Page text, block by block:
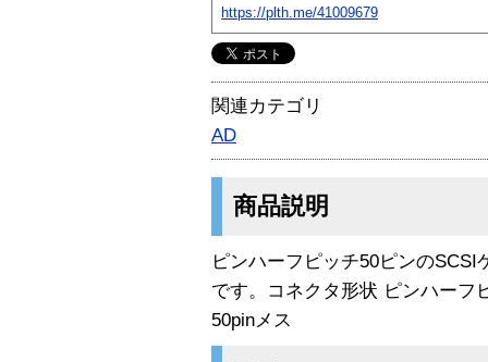
https://plth.me/41009679
関連カテゴリ
AD
商品説明
ピンハーフピッチ50ピンの
です。コネクタ形状 ピンハーフ
50pinメス